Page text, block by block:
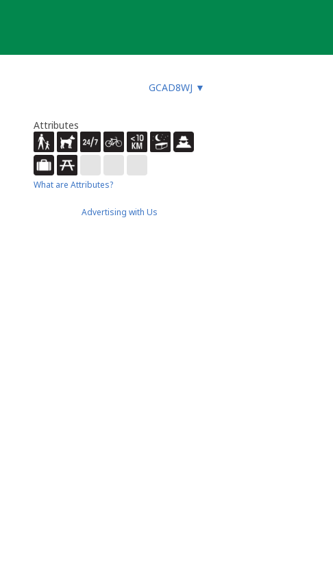
GCAD8WJ ▼
Attributes
What are Attributes?
Advertising with Us